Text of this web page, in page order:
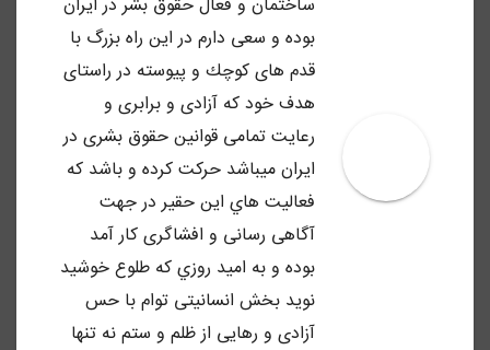
بوده و سعى دارم در اين راه بزرگ با
قدم هاى كوچك و پيوسته در راستاى
هدف خود كه آزادى و برابرى و
رعايت تمامى قوانين حقوق بشرى در
ايران ميباشد حركت كرده و باشد كه
فعاليت هاي اين حقير در جهت
آگاهى رسانى و افشاگرى كار آمد
بوده و به اميد روزي كه طلوع خوشيد
نويد بخش انسانيتى توام با حس
آزادى و رهايى از ظلم و ستم نه تنها